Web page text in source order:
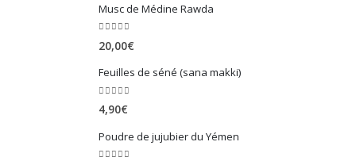
Musc de Médine Rawda
20,00€
Feuilles de séné (sana makki)
4,90€
Poudre de jujubier du Yémen